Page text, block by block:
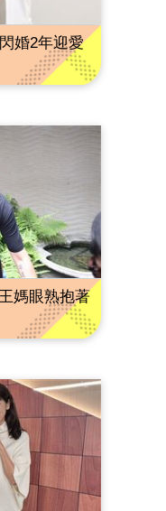
婚2年迎愛
媽眼熟抱著